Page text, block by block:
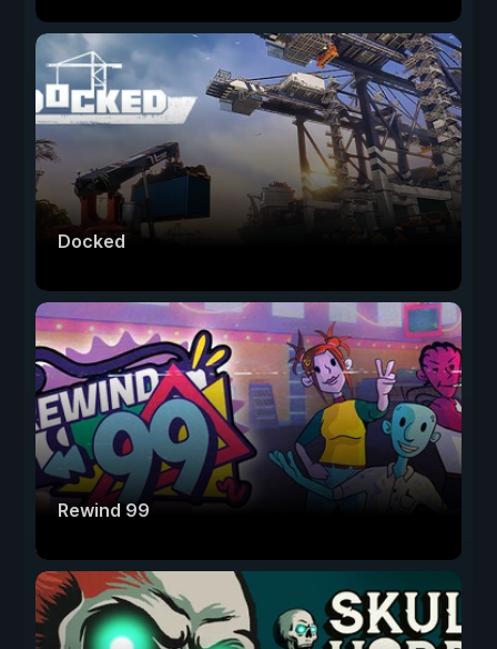
Docked
Rewind 99